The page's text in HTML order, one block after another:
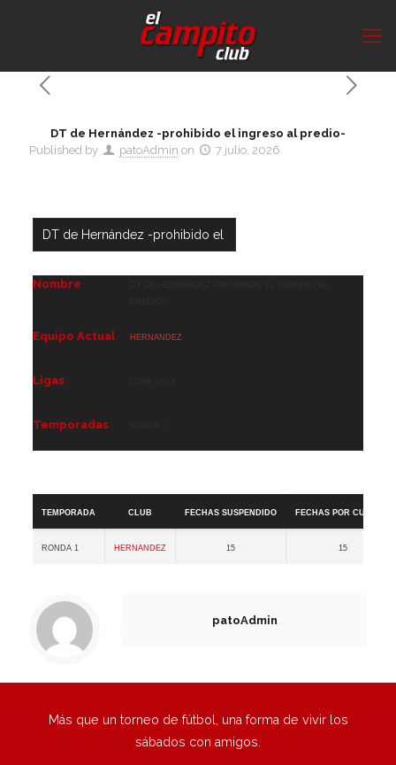
DT de Hernández -prohibido el ingreso al predio-
Published by
patoAdmin on 7 julio, 2026
Nombre
Equipo Actual Hernandez
Ligas
Temporadas
Temporada
Club Fechas Suspendido Fechas por cumplir
Ronda 1 Hernandez 15 15
patoAdmin
Más que un torneo de fútbol, una forma de vivir los
sábados con amigos.